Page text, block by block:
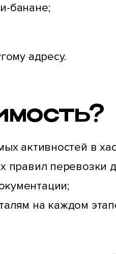
банане;
адресу.
активностей в
правил перевозки
на каждом